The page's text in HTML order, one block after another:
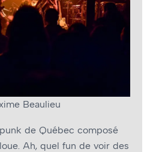
Beaulieu
de Québec composé
Ah, quel fun de voir des